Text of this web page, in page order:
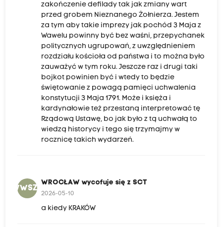
zakończenie defilady tak jak zmiany wart
przed grobem Nieznanego Żołnierza. Jestem
za tym aby takie imprezy jak pochód 3 Maja z
Wawelu powinny być bez waśni, przepychanek
politycznych ugrupowań, z uwzględnieniem
rozdziału kościoła od państwa i to można było
zauważyć w tym roku. Jeszcze raz i drugi taki
bojkot powinien być i wtedy to będzie
świętowanie z powagą pamięci uchwalenia
konstytucji 3 Maja 1791. Może i księża i
kardynałowie też przestaną interpretować tę
Rządową Ustawę, bo jak było z tą uchwałą to
wiedzą historycy i tego się trzymajmy w
rocznicę takich wydarzeń.
WWSZS
WROCŁAW wycofuje się z SCT
2026-05-10
a kiedy KRAKÓW